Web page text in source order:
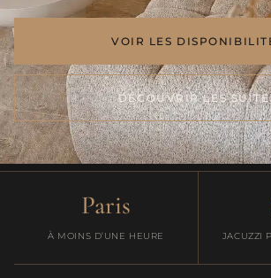
VOIR LES
DÉCOUVRIR LES
Paris
À MOINS D’UNE HEURE JACUZZI